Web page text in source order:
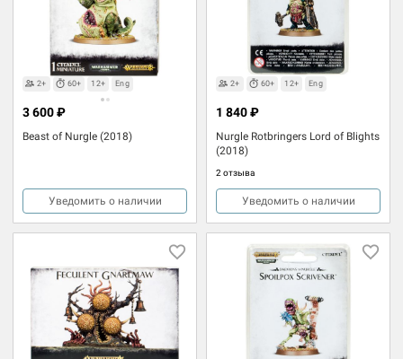
2+ 60+ 12+ Eng
Beast of Nurgle (2018)
3 600 ₽
Уведомить о наличии
2+ 60+ 12+ Eng
Nurgle Rotbringers Lord of Blights
(2018)
2 отзыва
1 840 ₽
Уведомить о наличии